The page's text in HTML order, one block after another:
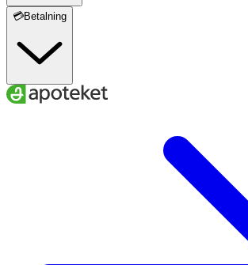
💳Betalning